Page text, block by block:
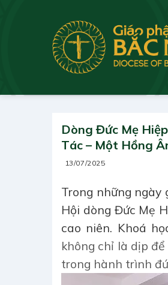
Dòng Đức Mẹ
Tác – Một Hồng
13/07/2025
Trong những ngày
Hội dòng Đức Mẹ
cao niên. Khoá
không chỉ là dịp
trong hành trình